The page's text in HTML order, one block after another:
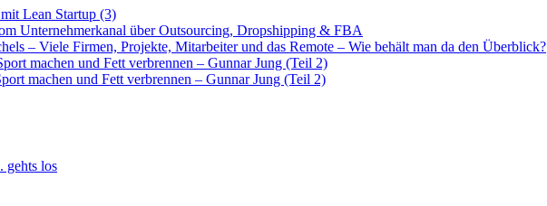
Lean Startup (3)
Unternehmerkanal über Outsourcing, Dropshipping & FBA
– Viele Firmen, Projekte, Mitarbeiter und das Remote – Wie behält man da den Überblick?
machen und Fett verbrennen – Gunnar Jung (Teil 2)
machen und Fett verbrennen – Gunnar Jung (Teil 2)
gehts los